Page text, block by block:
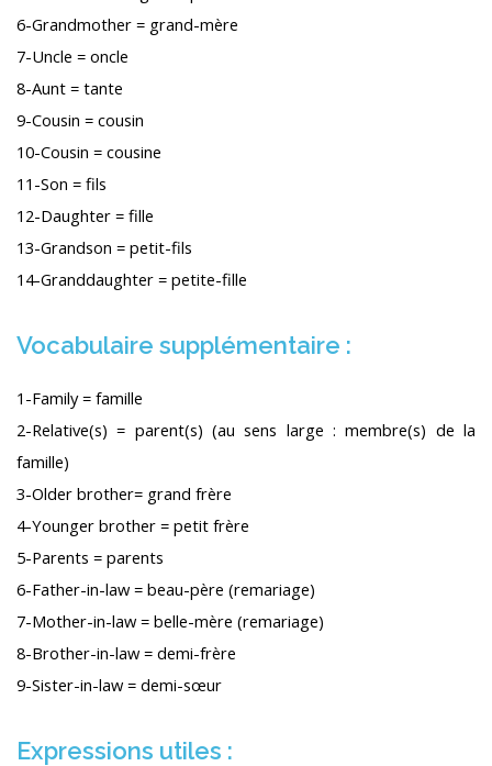
6-Grandmother = grand-mère
7-Uncle = oncle
8-Aunt = tante
9-Cousin = cousin
10-Cousin = cousine
11-Son = fils
12-Daughter = fille
13-Grandson = petit-fils
14-Granddaughter = petite-fille
Vocabulaire supplémentaire :
1-Family = famille
2-Relative(s) = parent(s) (au sens large : membre(s) de la
famille)
3-Older brother= grand frère
4-Younger brother = petit frère
5-Parents = parents
6-Father-in-law = beau-père (remariage)
7-Mother-in-law = belle-mère (remariage)
8-Brother-in-law = demi-frère
9-Sister-in-law = demi-sœur
Expressions utiles :